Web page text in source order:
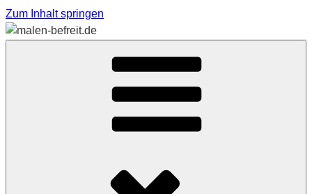
Zum Inhalt springen
MALEN-BEFREIT.DE
Sabine Feickert – Atelier für begleitetes Malen